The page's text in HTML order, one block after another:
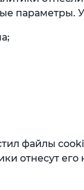
параметры.
файлы
отнесут